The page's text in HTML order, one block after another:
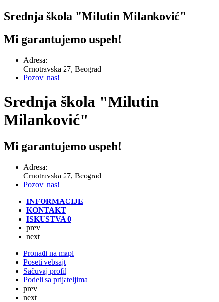
Srednja škola "Milutin Milanković"
Mi garantujemo uspeh!
Adresa:
Crnotravska 27, Beograd
Pozovi nas!
Srednja škola "Milutin
Milanković"
Mi garantujemo uspeh!
Adresa:
Crnotravska 27, Beograd
Pozovi nas!
INFORMACIJE
KONTAKT
ISKUSTVA 0
prev
next
Pronađi na mapi
Poseti vebsajt
Sačuvaj profil
Podeli sa prijateljima
prev
next